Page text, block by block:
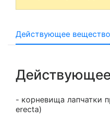
Действующее вещество
- корневища лапчатки
erecta)